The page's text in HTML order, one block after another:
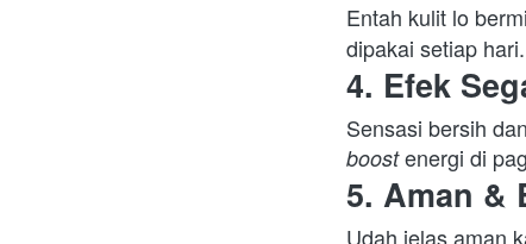
Entah kulit lo
dipakai setiap
4. Efek
boost energi di
5. Aman &
Udah jelas aman